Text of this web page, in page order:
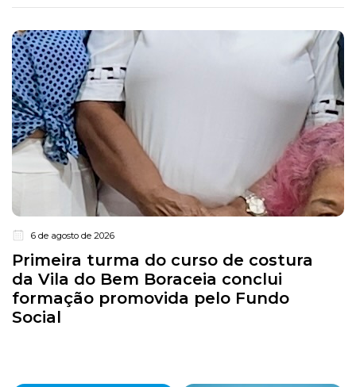
6 de agosto de 2026
Primeira turma do curso de costura
da Vila do Bem Boraceia conclui
formação promovida pelo Fundo
Social